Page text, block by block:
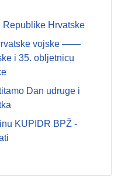
Republike Hrvatske
vojske ——
i 35. obljetnicu
Dan udruge i
KUPIDR BPŽ -